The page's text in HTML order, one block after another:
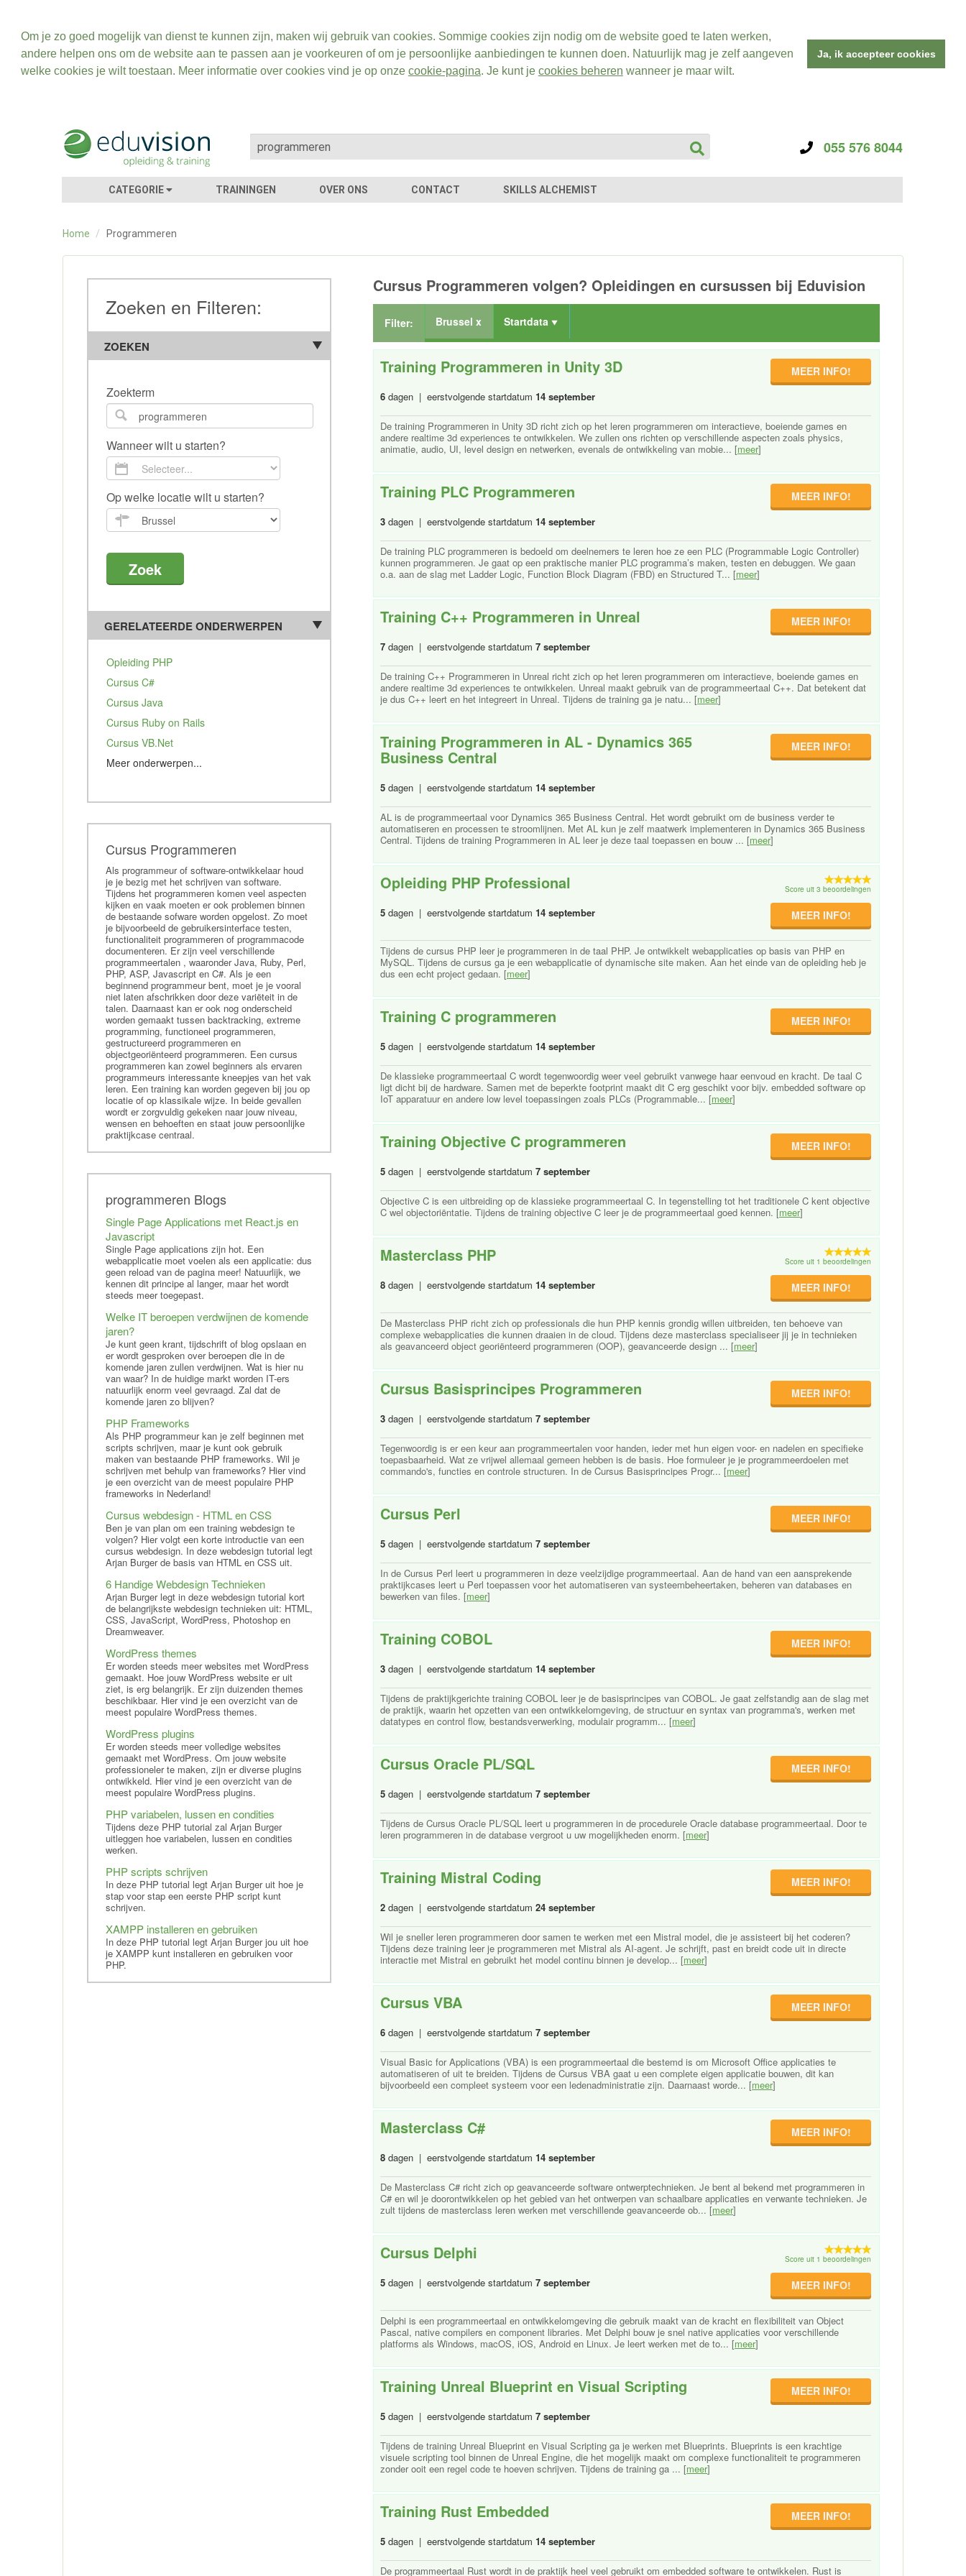
Om je zo goed mogelijk van dienst te kunnen zijn, maken wij gebruik van cookies. Sommige cookies zijn nodig om de website goed te laten werken,
andere helpen ons om de website aan te passen aan je voorkeuren of om je persoonlijke aanbiedingen te kunnen doen. Natuurlijk mag je zelf aangeven
welke cookies je wilt toestaan. Meer informatie over cookies vind je op onze cookie-pagina. Je kunt je cookies beheren wanneer je maar wilt.
Ja, ik accepteer cookies
055 576 8044
CATEGORIE TRAININGEN OVER ONS CONTACT SKILLS ALCHEMIST
Home / Programmeren
Zoeken en Filteren:
ZOEKEN
Zoekterm
Wanneer wilt u starten?
Op welke locatie wilt u starten?
GERELATEERDE ONDERWERPEN
Opleiding PHP
Cursus C#
Cursus Java
Cursus Ruby on Rails
Cursus VB.Net
Meer onderwerpen...
Cursus VBA
Cursus XAML
Cursus UML
Training Ajax
Training jQuery
Cursus HTML5
Cursus Javascript
Training Delphi
Cursus Symfony
Cursus CodeIgniter
training CakePHP
Cursus Powershell
Cursus Qt
Cursus Perl
Cursus Laravel
Cursus Clojure
Cursus xHTML
Training CSS3
Cursus Programmeren
Als programmeur of software-ontwikkelaar houd
je je bezig met het schrijven van software.
Tijdens het programmeren komen veel aspecten
kijken en vaak moeten er ook problemen binnen
de bestaande sofware worden opgelost. Zo moet
je bijvoorbeeld de gebruikersinterface testen,
functionaliteit programmeren of programmacode
documenteren. Er zijn veel verschillende
programmeertalen , waaronder Java, Ruby, Perl,
PHP, ASP, Javascript en C#. Als je een
beginnend programmeur bent, moet je je vooral
niet laten afschrikken door deze variëteit in de
talen. Daarnaast kan er ook nog onderscheid
worden gemaakt tussen backtracking, extreme
programming, functioneel programmeren,
gestructureerd programmeren en
objectgeoriënteerd programmeren. Een cursus
programmeren kan zowel beginners als ervaren
programmeurs interessante kneepjes van het vak
leren. Een training kan worden gegeven bij jou op
locatie of op klassikale wijze. In beide gevallen
wordt er zorgvuldig gekeken naar jouw niveau,
wensen en behoeften en staat jouw persoonlijke
praktijkcase centraal.
programmeren Blogs
Single Page Applications met React.js en
Javascript
Single Page applications zijn hot. Een
webapplicatie moet voelen als een applicatie: dus
geen reload van de pagina meer! Natuurlijk, we
kennen dit principe al langer, maar het wordt
steeds meer toegepast.
Welke IT beroepen verdwijnen de komende
jaren?
Je kunt geen krant, tijdschrift of blog opslaan en
er wordt gesproken over beroepen die in de
komende jaren zullen verdwijnen. Wat is hier nu
van waar? In de huidige markt worden IT-ers
natuurlijk enorm veel gevraagd. Zal dat de
komende jaren zo blijven?
PHP Frameworks
Als PHP programmeur kan je zelf beginnen met
scripts schrijven, maar je kunt ook gebruik
maken van bestaande PHP frameworks. Wil je
schrijven met behulp van frameworks? Hier vind
je een overzicht van de meest populaire PHP
frameworks in Nederland!
Cursus webdesign - HTML en CSS
Ben je van plan om een training webdesign te
volgen? Hier volgt een korte introductie van een
cursus webdesign. In deze webdesign tutorial legt
Arjan Burger de basis van HTML en CSS uit.
6 Handige Webdesign Technieken
Arjan Burger legt in deze webdesign tutorial kort
de belangrijkste webdesign technieken uit: HTML,
CSS, JavaScript, WordPress, Photoshop en
Dreamweaver.
WordPress themes
Er worden steeds meer websites met WordPress
gemaakt. Hoe jouw WordPress website er uit
ziet, is erg belangrijk. Er zijn duizenden themes
beschikbaar. Hier vind je een overzicht van de
meest populaire WordPress themes.
WordPress plugins
Er worden steeds meer volledige websites
gemaakt met WordPress. Om jouw website
professioneler te maken, zijn er diverse plugins
ontwikkeld. Hier vind je een overzicht van de
meest populaire WordPress plugins.
PHP variabelen, lussen en condities
Tijdens deze PHP tutorial zal Arjan Burger
uitleggen hoe variabelen, lussen en condities
werken.
PHP scripts schrijven
In deze PHP tutorial legt Arjan Burger uit hoe je
stap voor stap een eerste PHP script kunt
schrijven.
XAMPP installeren en gebruiken
In deze PHP tutorial legt Arjan Burger jou uit hoe
je XAMPP kunt installeren en gebruiken voor
PHP.
Cursus Programmeren volgen? Opleidingen en cursussen bij Eduvision
Filter: Brussel x Startdata
Training Programmeren in Unity 3D
6 dagen | eerstvolgende startdatum 14 september
MEER INFO!
De training Programmeren in Unity 3D richt zich op het leren programmeren om interactieve, boeiende games en
andere realtime 3d experiences te ontwikkelen. We zullen ons richten op verschillende aspecten zoals physics,
animatie, audio, UI, level design en netwerken, evenals de ontwikkeling van mobie... [meer]
Training PLC Programmeren
3 dagen | eerstvolgende startdatum 14 september
MEER INFO!
De training PLC programmeren is bedoeld om deelnemers te leren hoe ze een PLC (Programmable Logic Controller)
kunnen programmeren. Je gaat op een praktische manier PLC programma’s maken, testen en debuggen. We gaan
o.a. aan de slag met Ladder Logic, Function Block Diagram (FBD) en Structured T... [meer]
Training C++ Programmeren in Unreal
7 dagen | eerstvolgende startdatum 7 september
MEER INFO!
De training C++ Programmeren in Unreal richt zich op het leren programmeren om interactieve, boeiende games en
andere realtime 3d experiences te ontwikkelen. Unreal maakt gebruik van de programmeertaal C++. Dat betekent dat
je dus C++ leert en het integreert in Unreal. Tijdens de training ga je natu... [meer]
Training Programmeren in AL - Dynamics 365
Business Central
5 dagen | eerstvolgende startdatum 14 september
MEER INFO!
AL is de programmeertaal voor Dynamics 365 Business Central. Het wordt gebruikt om de business verder te
automatiseren en processen te stroomlijnen. Met AL kun je zelf maatwerk implementeren in Dynamics 365 Business
Central. Tijdens de training Programmeren in AL leer je deze taal toepassen en bouw ... [meer]
Opleiding PHP Professional
5 dagen | eerstvolgende startdatum 14 september
Score uit 3 beoordelingen
MEER INFO!
Tijdens de cursus PHP leer je programmeren in de taal PHP. Je ontwikkelt webapplicaties op basis van PHP en
MySQL. Tijdens de cursus ga je een webapplicatie of dynamische site maken. Aan het einde van de opleiding heb je
dus een echt project gedaan. [meer]
Training C programmeren
5 dagen | eerstvolgende startdatum 14 september
MEER INFO!
De klassieke programmeertaal C wordt tegenwoordig weer veel gebruikt vanwege haar eenvoud en kracht. De taal C
ligt dicht bij de hardware. Samen met de beperkte footprint maakt dit C erg geschikt voor bijv. embedded software op
IoT apparatuur en andere low level toepassingen zoals PLCs (Programmable... [meer]
Training Objective C programmeren
5 dagen | eerstvolgende startdatum 7 september
MEER INFO!
Objective C is een uitbreiding op de klassieke programmeertaal C. In tegenstelling tot het traditionele C kent objective
C wel objectoriëntatie. Tijdens de training objective C leer je de programmeertaal goed kennen. [meer]
Masterclass PHP
8 dagen | eerstvolgende startdatum 14 september
Score uit 1 beoordelingen
MEER INFO!
De Masterclass PHP richt zich op professionals die hun PHP kennis grondig willen uitbreiden, ten behoeve van
complexe webapplicaties die kunnen draaien in de cloud. Tijdens deze masterclass specialiseer jij je in technieken
als geavanceerd object georiënteerd programmeren (OOP), geavanceerde design ... [meer]
Cursus Basisprincipes Programmeren
3 dagen | eerstvolgende startdatum 7 september
MEER INFO!
Tegenwoordig is er een keur aan programmeertalen voor handen, ieder met hun eigen voor- en nadelen en specifieke
toepasbaarheid. Wat ze vrijwel allemaal gemeen hebben is de basis. Hoe formuleer je je programmeerdoelen met
commando's, functies en controle structuren. In de Cursus Basisprincipes Progr... [meer]
Cursus Perl
5 dagen | eerstvolgende startdatum 7 september
MEER INFO!
In de Cursus Perl leert u programmeren in deze veelzijdige programmeertaal. Aan de hand van een aansprekende
praktijkcases leert u Perl toepassen voor het automatiseren van systeembeheertaken, beheren van databases en
bewerken van files. [meer]
Training COBOL
3 dagen | eerstvolgende startdatum 14 september
MEER INFO!
Tijdens de praktijkgerichte training COBOL leer je de basisprincipes van COBOL. Je gaat zelfstandig aan de slag met
de praktijk, waarin het opzetten van een ontwikkelomgeving, de structuur en syntax van programma's, werken met
datatypes en control flow, bestandsverwerking, modulair programm... [meer]
Cursus Oracle PL/SQL
5 dagen | eerstvolgende startdatum 7 september
MEER INFO!
Tijdens de Cursus Oracle PL/SQL leert u programmeren in de procedurele Oracle database programmeertaal. Door te
leren programmeren in de database vergroot u uw mogelijkheden enorm. [meer]
Training Mistral Coding
2 dagen | eerstvolgende startdatum 24 september
MEER INFO!
Wil je sneller leren programmeren door samen te werken met een Mistral model, die je assisteert bij het coderen?
Tijdens deze training leer je programmeren met Mistral als AI-agent. Je schrijft, past en breidt code uit in directe
interactie met Mistral en gebruikt het model continu binnen je develop... [meer]
Cursus VBA
6 dagen | eerstvolgende startdatum 7 september
MEER INFO!
Visual Basic for Applications (VBA) is een programmeertaal die bestemd is om Microsoft Office applicaties te
automatiseren of uit te breiden. Tijdens de Cursus VBA gaat u een complete eigen applicatie bouwen, dit kan
bijvoorbeeld een compleet systeem voor een ledenadministratie zijn. Daarnaast worde... [meer]
Masterclass C#
8 dagen | eerstvolgende startdatum 14 september
MEER INFO!
De Masterclass C# richt zich op geavanceerde software ontwerptechnieken. Je bent al bekend met programmeren in
C# en wil je doorontwikkelen op het gebied van het ontwerpen van schaalbare applicaties en verwante technieken. Je
zult tijdens de masterclass leren werken met verschillende geavanceerde ob... [meer]
Cursus Delphi
5 dagen | eerstvolgende startdatum 7 september
Score uit 1 beoordelingen
MEER INFO!
Delphi is een programmeertaal en ontwikkelomgeving die gebruik maakt van de kracht en flexibiliteit van Object
Pascal, native compilers en component libraries. Met Delphi bouw je snel native applicaties voor verschillende
platforms als Windows, macOS, iOS, Android en Linux. Je leert werken met de to... [meer]
Training Unreal Blueprint en Visual Scripting
5 dagen | eerstvolgende startdatum 7 september
MEER INFO!
Tijdens de training Unreal Blueprint en Visual Scripting ga je werken met Blueprints. Blueprints is een krachtige
visuele scripting tool binnen de Unreal Engine, die het mogelijk maakt om complexe functionaliteit te programmeren
zonder ooit een regel code te hoeven schrijven. Tijdens de training ga ... [meer]
Training Rust Embedded
5 dagen | eerstvolgende startdatum 14 september
MEER INFO!
De programmeertaal Rust wordt in de praktijk heel veel gebruikt om embedded software te ontwikkelen. Rust is